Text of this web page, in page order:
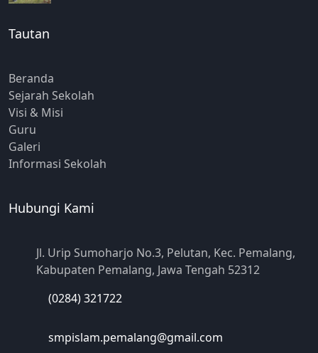
Tautan
Beranda
Sejarah Sekolah
Visi & Misi
Guru
Galeri
Informasi Sekolah
Hubungi Kami
Jl. Urip Sumoharjo No.3, Pelutan, Kec. Pemalang,
Kabupaten Pemalang, Jawa Tengah 52312
(0284) 321722
smpislam.pemalang@gmail.com